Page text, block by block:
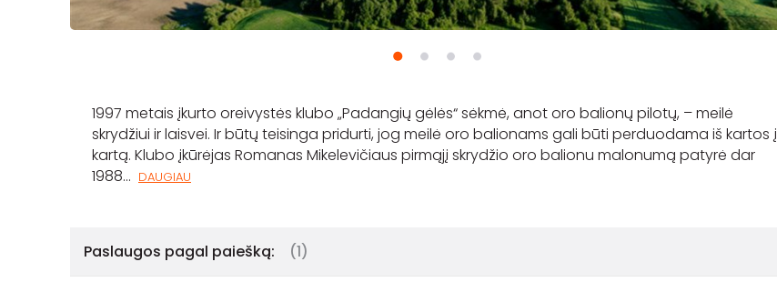
1997 metais įkurto oreivystės klubo „Padangių gėlės“ sėkmė, anot oro balionų pilotų, – meilė
skrydžiui ir laisvei. Ir būtų teisinga pridurti, jog meilė oro balionams gali būti perduodama iš kartos į
kartą. Klubo įkūrėjas Romanas Mikelevičiaus pirmąjį skrydžio oro balionu malonumą patyrė dar
1988... DAUGIAU
Paslaugos pagal paiešką: (1)